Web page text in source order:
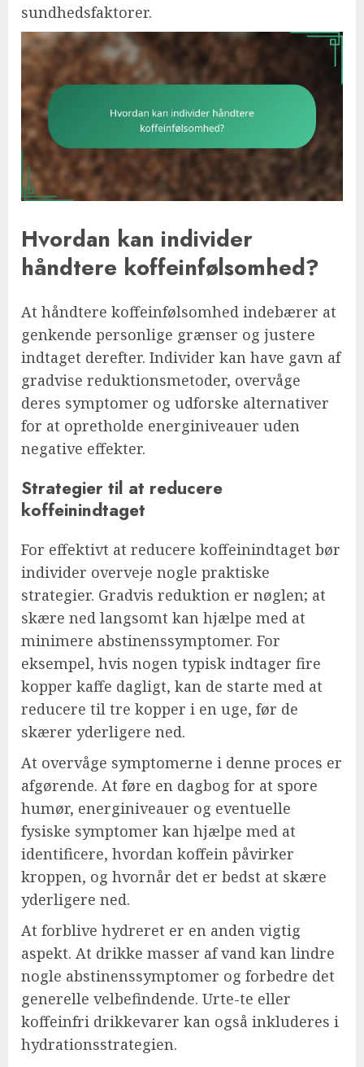
sundhedsfaktorer.
Hvordan kan individer
håndtere koffeinfølsomhed?
At håndtere koffeinfølsomhed indebærer at
genkende personlige grænser og justere
indtaget derefter. Individer kan have gavn af
gradvise reduktionsmetoder, overvåge
deres symptomer og udforske alternativer
for at opretholde energiniveauer uden
negative effekter.
Strategier til at reducere
koffeinindtaget
For effektivt at reducere koffeinindtaget bør
individer overveje nogle praktiske
strategier. Gradvis reduktion er nøglen; at
skære ned langsomt kan hjælpe med at
minimere abstinenssymptomer. For
eksempel, hvis nogen typisk indtager fire
kopper kaffe dagligt, kan de starte med at
reducere til tre kopper i en uge, før de
skærer yderligere ned.
At overvåge symptomerne i denne proces er
afgørende. At føre en dagbog for at spore
humør, energiniveauer og eventuelle
fysiske symptomer kan hjælpe med at
identificere, hvordan koffein påvirker
kroppen, og hvornår det er bedst at skære
yderligere ned.
At forblive hydreret er en anden vigtig
aspekt. At drikke masser af vand kan lindre
nogle abstinenssymptomer og forbedre det
generelle velbefindende. Urte-te eller
koffeinfri drikkevarer kan også inkluderes i
hydrationsstrategien.